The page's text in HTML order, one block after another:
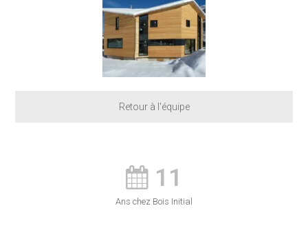
Retour à l'équipe
11
Ans chez Bois Initial